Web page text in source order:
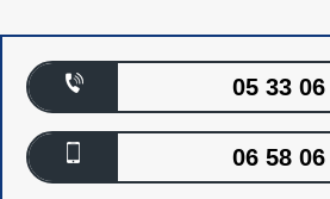
05 33
06 58